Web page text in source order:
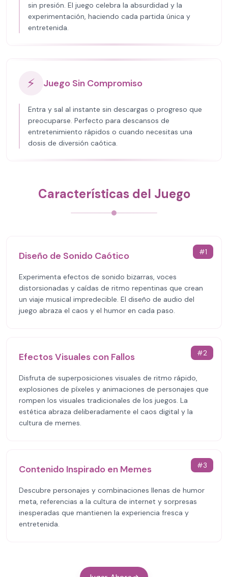
sin presión. El juego celebra la absurdidad y la
experimentación, haciendo cada partida única y
entretenida.
⚡ Juego Sin Compromiso
Entra y sal al instante sin descargas o progreso que
preocuparse. Perfecto para descansos de
entretenimiento rápidos o cuando necesitas una
dosis de diversión caótica.
Características del Juego
#1
Diseño de Sonido Caótico
Experimenta efectos de sonido bizarras, voces
distorsionadas y caídas de ritmo repentinas que crean
un viaje musical impredecible. El diseño de audio del
juego abraza el caos y el humor en cada paso.
#2
Efectos Visuales con Fallos
Disfruta de superposiciones visuales de ritmo rápido,
explosiones de píxeles y animaciones de personajes que
rompen los visuales tradicionales de los juegos. La
estética abraza deliberadamente el caos digital y la
cultura de memes.
#3
Contenido Inspirado en Memes
Descubre personajes y combinaciones llenas de humor
meta, referencias a la cultura de internet y sorpresas
inesperadas que mantienen la experiencia fresca y
entretenida.